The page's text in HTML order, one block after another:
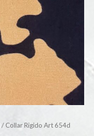
/ Collar Rigido Art 654d